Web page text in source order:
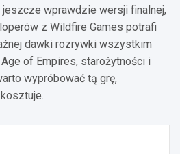
jeszcze wprawdzie wersji finalnej,
z Wildfire Games potrafi
dawki rozrywki wszystkim
of Empires, starożytności i
wypróbować tą grę,